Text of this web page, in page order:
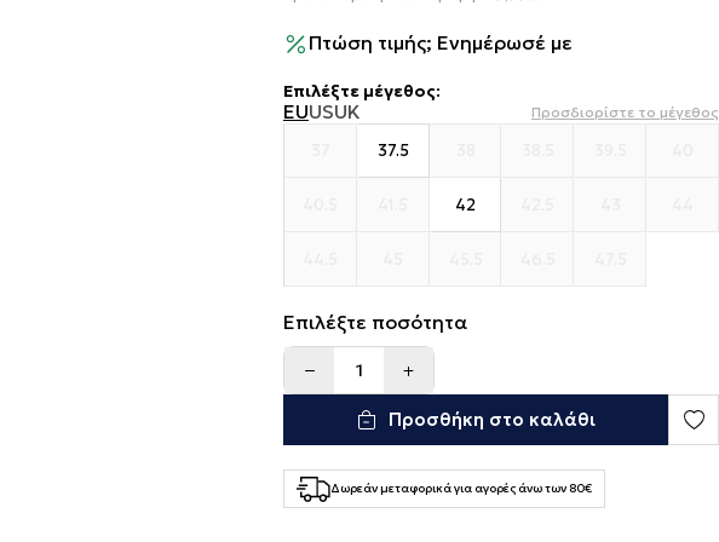
Πτώση τιμής; Ενημέρωσέ με
Επιλέξτε μέγεθος:
EUUSUK Προσδιορίστε το μέγεθος
37.5
42
Επιλέξτε ποσότητα
Προσθήκη στο καλάθι
Δωρεάν μεταφορικά για αγορές άνω των 80€